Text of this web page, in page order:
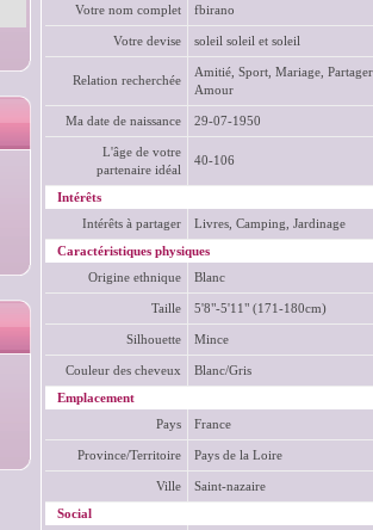
Votre nom complet fbirano
Votre devise soleil soleil et soleil
Relation recherchée
Amitié, Sport, Mariage,
Amour
Ma date de naissance 29-07-1950
L'âge de votre
partenaire idéal
40-106
Intérêts
Intérêts à partager
Livres, Camping, Jardinage
Caractéristiques physiques
Origine ethnique
Blanc
Taille 5'8"-5'11" (171-180cm)
Silhouette Mince
Couleur des cheveux
Blanc/Gris
Emplacement
Pays
France
Province/Territoire Pays de la Loire
Ville
Saint-nazaire
Social